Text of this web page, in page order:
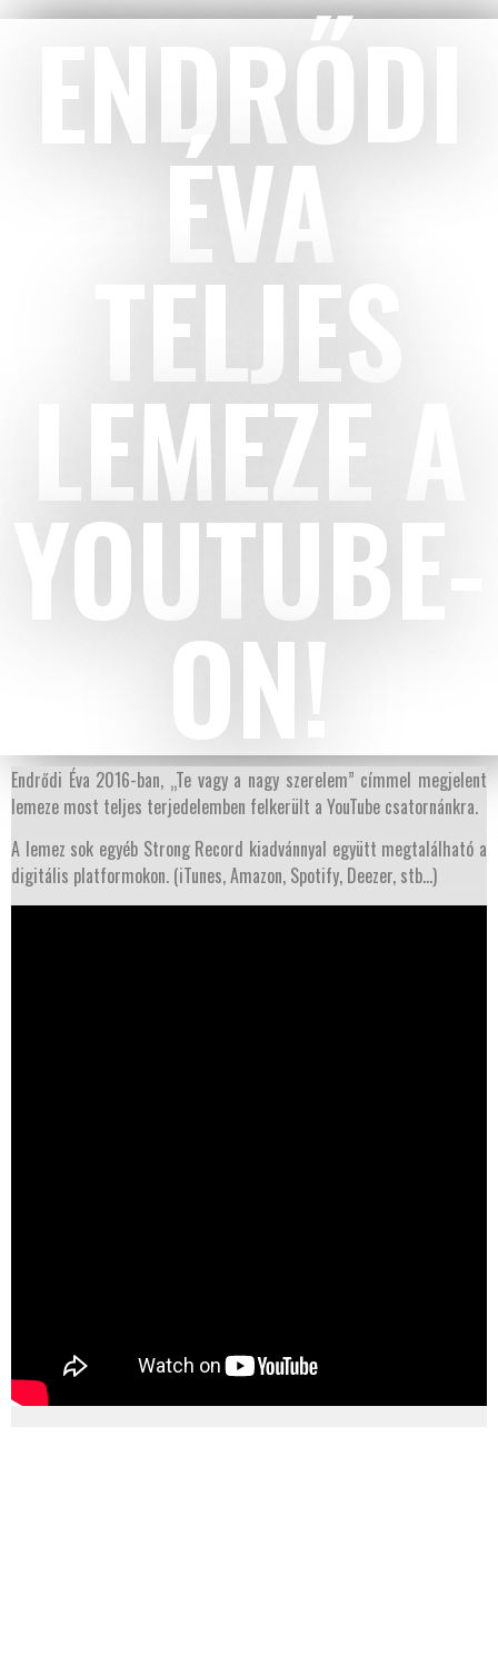
ENDRŐDI
ÉVA
TELJES
LEMEZE A
YOUTUBE-
ON!
Endrődi Éva 2016-ban, „Te vagy a nagy szerelem” címmel megjelent
lemeze most teljes terjedelemben felkerült a YouTube csatornánkra.
A lemez sok egyéb Strong Record kiadvánnyal együtt megtalálható a
digitális platformokon. (iTunes, Amazon, Spotify, Deezer, stb…)